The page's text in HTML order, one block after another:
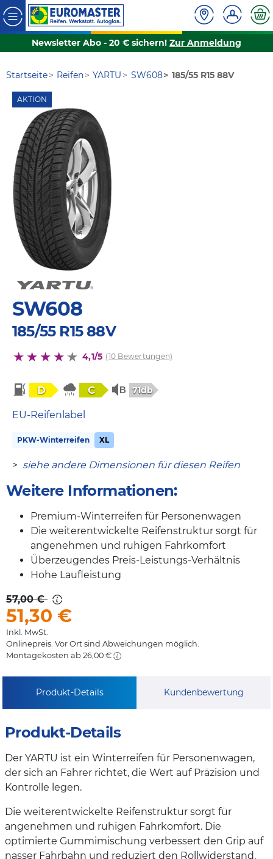
Newsletter Abo - 20 € sichern! Zur Anmeldung
Startseite Reifen YARTU SW608 185/55 R15 88V
AKTION
SW608
185/55 R15 88V
4,1/5 (10 Bewertungen)
D C 71db
EU-Reifenlabel
PKW-Winterreifen XL
> siehe andere Dimensionen für diesen Reifen
Weitere Informationen:
Premium-Winterreifen für Personenwagen
Die weiterentwickelte Reifenstruktur sorgt für
angenehmen und ruhigen Fahrkomfort
Überzeugendes Preis-Leistungs-Verhältnis
Hohe Laufleistung
57,00 €
51,30 €
Inkl. MwSt.
Onlinepreis. Vor Ort sind Abweichungen möglich.
Montagekosten ab 26,00 €
Produkt-Details Kundenbewertung
Produkt-Details
Der YARTU ist ein Winterreifen für Personenwagen,
der sich an Fahrer richtet, die Wert auf Präzision und
Kontrolle legen.
Die weiterentwickelte Reifenstruktur sorgt für
angenehmen und ruhigen Fahrkomfort. Die
optimierte Gummimischung verbessert den Grip auf
nasser Fahrbahn und reduziert den Rollwiderstand.